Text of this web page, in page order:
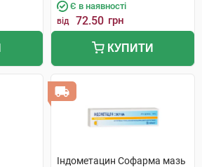
Є в наявності
від 72.50 грн
КУПИТИ
Індометацин Софарма мазь